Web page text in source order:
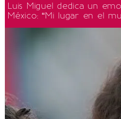
Luis Miguel dedica un
México: “Mi lugar en el